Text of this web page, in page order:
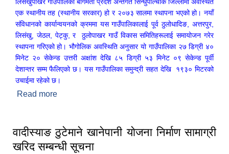
लिसंखुपाखर गाउँपालिका बागमती प्रदेश अन्तर्गत सिन्धुपाल्चोक जिल्लामा अवस्थित
एक स्थानीय तह (स्थानीय सरकार) हो र २०७३ सालमा स्थापना भएको हो। नयाँ
संविधानको कार्यान्वयनको क्रममा यस गाउँपालिकालाई पूर्व ठुलोधादिङ, अत्तरपुर,
लिसंखु, जेठल, पेट्कु, र ठुलोपाखर गाउँ विकास समितिहरूलाई समायोजन गरेर
स्थापना गरिएको हो। भौगोलिक अवस्थिति अनुसार यो गाउँपालिका २७ डिग्री ४०
मिनेट २० सेकेन्ड उत्तरी अक्षांश देखि ८५ डिग्री ५३ मिनेट ०९ सेकेन्ड पूर्वी
देशान्तर सम्म फैलिएको छ। यस गाउँपालिका समुन्द्री सहत देखि १९३० मिटरको
उचाईमा रहेको छ।
Read more
वादीस्याङ ठुटेमाने खानेपानी याेजना निर्माण सामाग्री
खरिद सम्बन्धी सूचना